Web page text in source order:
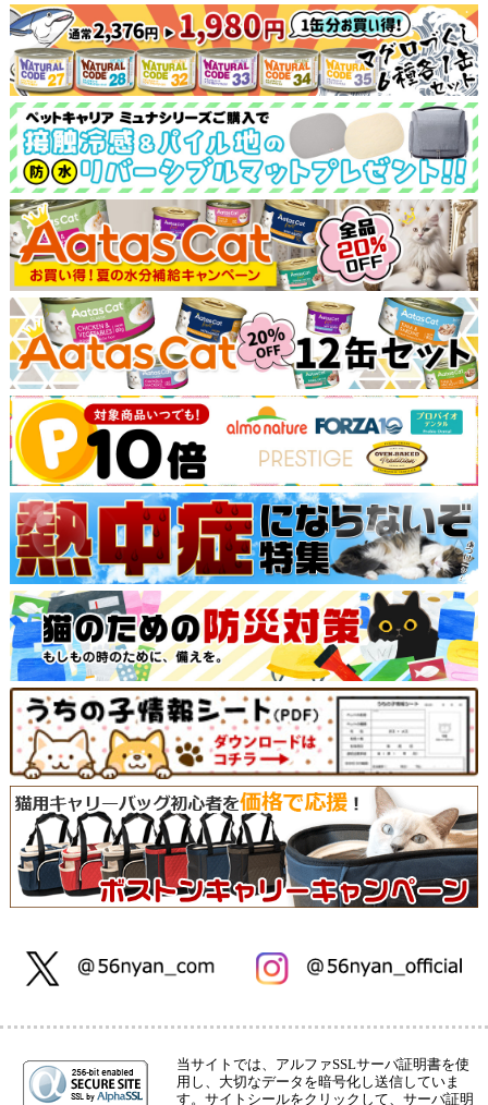
当サイトでは、アルファSSLサーバ証明書を使
用し、大切なデータを暗号化し送信していま
す。サイトシールをクリックして、サーバ証明